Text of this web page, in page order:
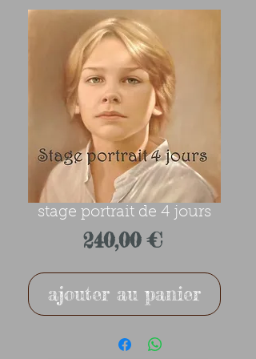
stage portrait de 4 jours
240,00 €Prix
ajouter au panier